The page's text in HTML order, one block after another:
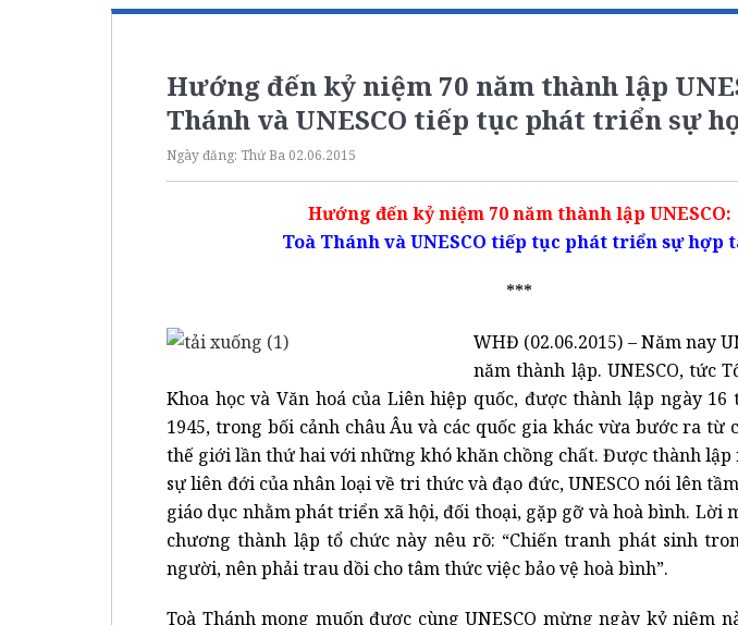
Hướng đến kỷ niệm 70 năm thành lập
Thánh và UNESCO tiếp tục phát triển sự
Ngày đăng: Thứ Ba 02.06.2015
Hướng đến kỷ niệm 70 năm thành lập UNESCO:
Toà Thánh và UNESCO tiếp tục phát triển sự hợp
***
WHĐ (02.06.2015) – Năm nay
năm thành lập. UNESCO, tức
Khoa học và Văn hoá của Liên hiệp quốc, được thành lập ngày
1945, trong bối cảnh châu Âu và các quốc gia khác vừa bước ra từ
thế giới lần thứ hai với những khó khăn chồng chất. Được thành
sự liên đới của nhân loại về tri thức và đạo đức, UNESCO nói lên
giáo dục nhằm phát triển xã hội, đối thoại, gặp gỡ và hoà bình. Lời
chương thành lập tổ chức này nêu rõ: “Chiến tranh phát sinh
người, nên phải trau dồi cho tâm thức việc bảo vệ hoà bình”.
Toà Thánh mong muốn được cùng UNESCO mừng ngày kỷ niệm